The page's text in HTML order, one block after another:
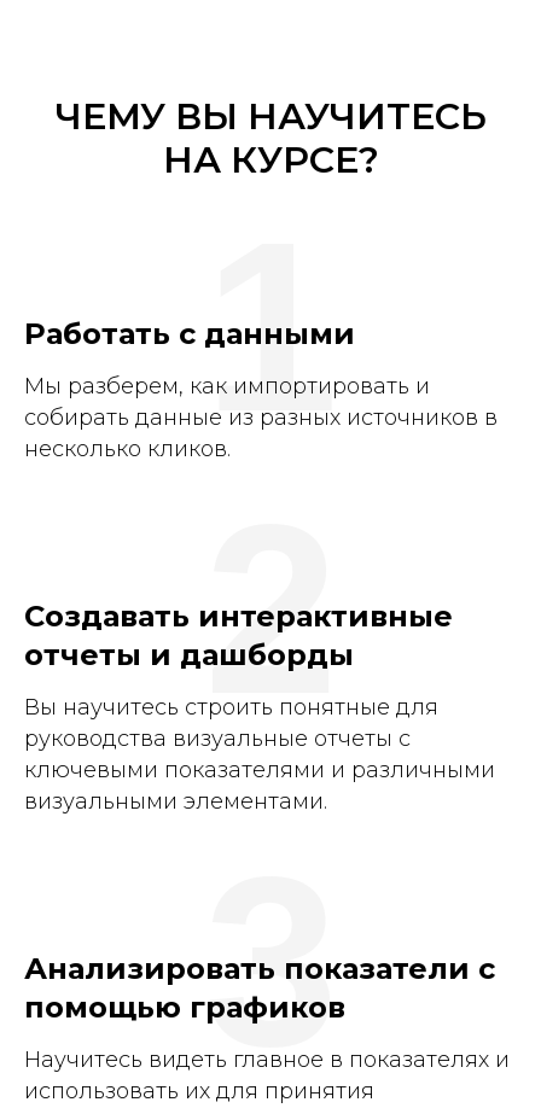
ЧЕМУ ВЫ НАУЧИТЕСЬ
НА КУРСЕ?
Работать с данными
Мы разберем, как импортировать и
собирать данные из разных источников в
несколько кликов.1
Cоздавать интерактивные
отчеты и дашборды
Вы научитесь строить понятные для
руководства визуальные отчеты с
ключевыми показателями и различными
визуальными элементами.
2
Анализировать показатели с
помощью графиков
Научитесь видеть главное в показателях и
использовать их для принятия
3